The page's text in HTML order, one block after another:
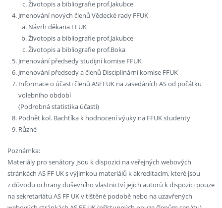
Životopis a bibliografie prof.Jakubce
Jmenování nových členů Vědecké rady FFUK
Návrh děkana FFUK
Životopis a bibliografie prof.Jakubce
Životopis a bibliografie prof.Boka
Jmenování předsedy studijní komise FFUK
Jmenování předsedy a členů Disciplinární komise FFUK
Informace o účasti členů ASFFUK na zasedáních AS od počátku
volebního období
(Podrobná statistika účasti)
Podnět kol. Bachtíka k hodnocení výuky na FFUK studenty
Různé
Poznámka:
Materiály pro senátory jsou k dispozici na veřejných webových
stránkách AS FF UK s výjimkou materiálů k akreditacím, které jsou
z důvodu ochrany duševního vlastnictví jejich autorů k dispozici pouze
na sekretariátu AS FF UK v tištěné podobě nebo na uzavřených